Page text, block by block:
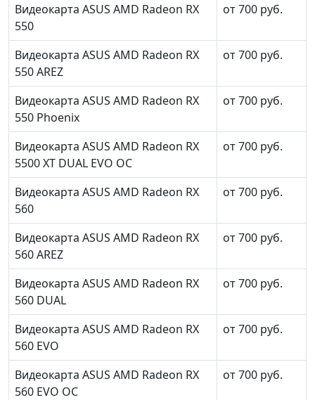
Видеокарта ASUS AMD Radeon RX
550
от 700 руб.
Видеокарта ASUS AMD Radeon RX
550 AREZ
от 700 руб.
Видеокарта ASUS AMD Radeon RX
550 Phoenix
от 700 руб.
Видеокарта ASUS AMD Radeon RX
5500 XT DUAL EVO OC
от 700 руб.
Видеокарта ASUS AMD Radeon RX
560
от 700 руб.
Видеокарта ASUS AMD Radeon RX
560 AREZ
от 700 руб.
Видеокарта ASUS AMD Radeon RX
560 DUAL
от 700 руб.
Видеокарта ASUS AMD Radeon RX
560 EVO
от 700 руб.
Видеокарта ASUS AMD Radeon RX
560 EVO OC
от 700 руб.